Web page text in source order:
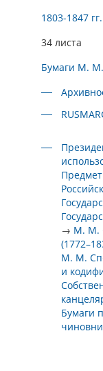
1803-1847 гг.
34 листа
Бумаги М.
→ М. М.
М. М.
и
Бумаги